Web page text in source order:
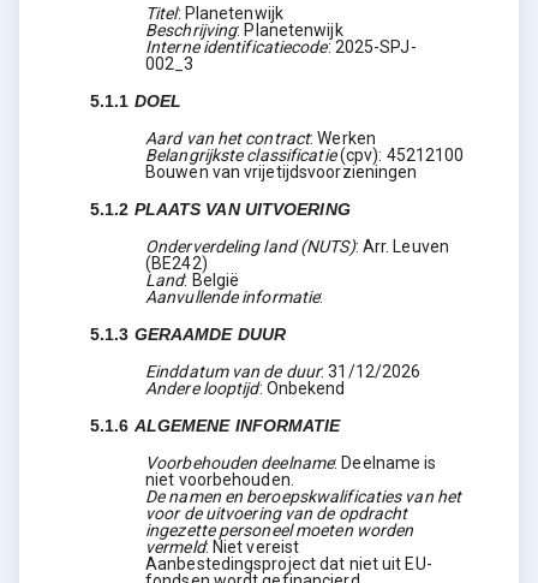
Titel: Planetenwijk
Beschrijving: Planetenwijk
Interne identificatiecode: 2025-SPJ-
002_3
5.1.1 DOEL
Aard van het contract:Werken
Belangrijkste classificatie (cpv): 45212100
Bouwen van vrijetijdsvoorzieningen
5.1.2 PLAATS VAN UITVOERING
Onderverdeling land (NUTS): Arr. Leuven
(BE242)
Land: België
Aanvullende informatie:
5.1.3 GERAAMDE DUUR
Einddatum van de duur:31/12/2026
Andere looptijd: Onbekend
5.1.6 ALGEMENE INFORMATIE
Voorbehouden deelname: Deelname is
niet voorbehouden.
De namen en beroepskwalificaties van het
voor de uitvoering van de opdracht
ingezette personeel moeten worden
vermeld: Niet vereist
Aanbestedingsproject dat niet uit EU-